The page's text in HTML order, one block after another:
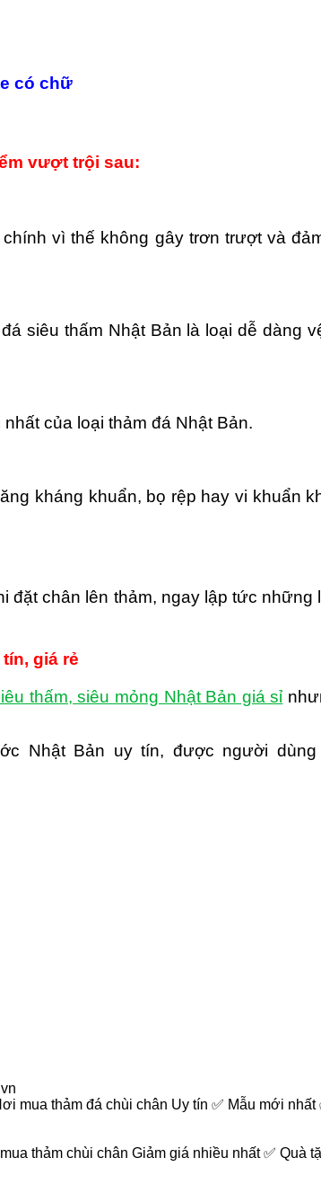
có chữ
vượt trội sau:
vì thế không gây trơn trượt và
siêu thấm Nhật Bản là loại dễ dàng
của loại thảm đá Nhật Bản.
kháng khuẩn, bọ rệp hay vi khuẩn
đặt chân lên thảm, ngay lập tức
giá rẻ
thấm, siêu mỏng Nhật Bản giá sỉ
Nhật Bản uy tín, được người
mua thảm đá chùi chân Uy tín ✅ Mẫu mới
thảm chùi chân Giảm giá nhiều nhất ✅ Quà